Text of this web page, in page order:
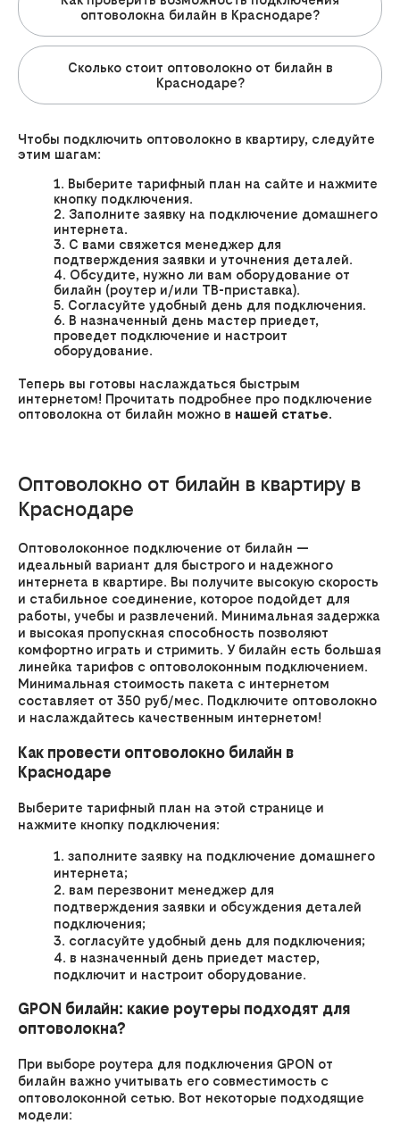
оптоволокна билайн в Краснодаре?
Сколько стоит оптоволокно от билайн в
Краснодаре?
Чтобы подключить оптоволокно в квартиру, следуйте
этим шагам:
Выберите тарифный план на сайте и нажмите
кнопку подключения.
Заполните заявку на подключение домашнего
интернета.
С вами свяжется менеджер для
подтверждения заявки и уточнения деталей.
Обсудите, нужно ли вам оборудование от
билайн (роутер и/или ТВ-приставка).
Согласуйте удобный день для подключения.
В назначенный день мастер приедет,
проведет подключение и настроит
оборудование.
Теперь вы готовы наслаждаться быстрым
интернетом! Прочитать подробнее про подключение
оптоволокна от билайн можно в нашей статье.
Оптоволокно от билайн в квартиру в
Краснодаре
Оптоволоконное подключение от билайн —
идеальный вариант для быстрого и надежного
интернета в квартире. Вы получите высокую скорость
и стабильное соединение, которое подойдет для
работы, учебы и развлечений. Минимальная задержка
и высокая пропускная способность позволяют
комфортно играть и стримить. У билайн есть большая
линейка тарифов с оптоволоконным подключением.
Минимальная стоимость пакета с интернетом
составляет от 350 руб/мес. Подключите оптоволокно
и наслаждайтесь качественным интернетом!
Как провести оптоволокно билайн в
Краснодаре
Выберите тарифный план на этой странице и
нажмите кнопку подключения:
заполните заявку на подключение домашнего
интернета;
вам перезвонит менеджер для
подтверждения заявки и обсуждения деталей
подключения;
согласуйте удобный день для подключения;
в назначенный день приедет мастер,
подключит и настроит оборудование.
GPON билайн: какие роутеры подходят для
оптоволокна?
При выборе роутера для подключения GPON от
билайн важно учитывать его совместимость с
оптоволоконной сетью. Вот некоторые подходящие
модели: